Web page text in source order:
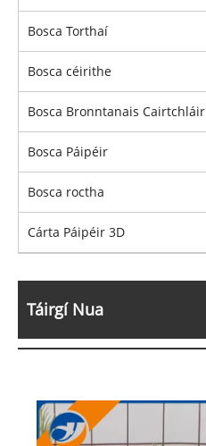
Bosca Torthaí
Bosca céirithe
Bosca Bronntanais Cairtchláir
Bosca Páipéir
Bosca roctha
Cárta Páipéir 3D
Táirgí Nua